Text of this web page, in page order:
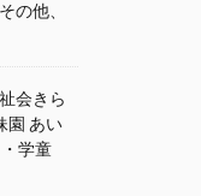
の他、
会きら
園 あい
学童